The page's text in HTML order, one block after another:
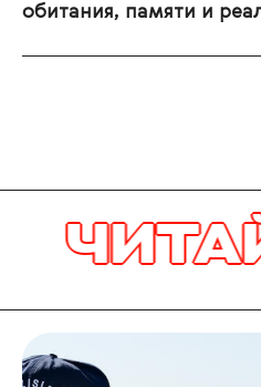
обитания, памяти и